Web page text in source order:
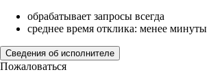
обрабатывает запросы всегда
среднее время отклика: менее минуты
Сведения об исполнителе
Пожаловаться